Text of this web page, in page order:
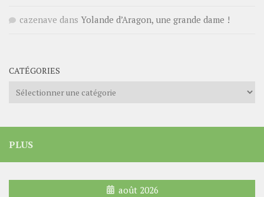
cazenave dans Yolande d’Aragon, une grande dame !
CATÉGORIES
Catégories
PLUS
août 2026